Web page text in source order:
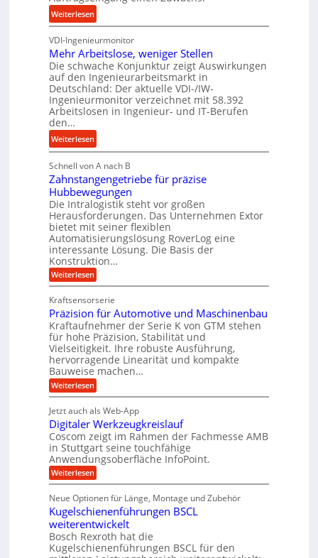
s
s
b
u
n
d
H
y
d
a
u
k
i
m
V
e
r
g
l
h
s
e
u
n
d
l
a
n
g
e
b
g
e
K
u
g
e
l
g
e
w
n
d
e
t
r
i
e
b
e
f
ü
r
r
a
u
e
U
m
Weiterlesen:
K
r
o
n
e
s
s
e
i
g
r
t
U
m
s
a
t
z
n
d
A
u
f
t
r
g
s
e
i
n
g
a
n
g
VDI-Ingenieurmonitor
Mehr Arbeitslose, weniger Stellen
Die schwache Konjunktur zeigt Auswirkungen
auf den Ingenieurarbeitsmarkt in
Deutschland: Der aktuelle VDI-/IW-
Ingenieurmonitor verzeichnet mit 58.392
Arbeitslosen in Ingenieur- und IT-Berufen
den…
Weiterlesen:
M
e
h
r
A
r
b
e
i
t
s
l
o
s
e
,
w
e
n
i
g
e
r
S
t
l
l
e
n
Schnell von A nach B
Zahnstangengetriebe für präzise
Hubbewegungen
Die Intralogistik steht vor großen
Herausforderungen. Das Unternehmen Extor
bietet mit seiner flexiblen
Automatisierungslösung RoverLog eine
interessante Lösung. Die Basis der
Konstruktion…
Weiterlesen:
Z
h
n
s
t
a
n
g
e
n
g
t
r
i
e
b
e
f
ü
p
r
ä
z
i
s
Kraftsensorserie
Präzision für Automotive und Maschinenbau
Kraftaufnehmer der Serie K von GTM stehen
für hohe Präzision, Stabilität und
Vielseitigkeit. Ihre robuste Ausführung,
hervorragende Linearität und kompakte
Bauweise machen…
Weiterlesen:
P
ä
z
i
s
i
o
n
f
r
A
u
t
o
m
Jetzt auch als Web-App
Digitaler Werkzeugkreislauf
Coscom zeigt im Rahmen der Fachmesse AMB
in Stuttgart seine touchfähige
Anwendungsoberfläche InfoPoint.
Weiterlesen:
D
g
i
t
a
l
e
Neue Optionen für Länge, Montage und Zubehör
Kugelschienenführungen BSCL
weiterentwickelt
Bosch Rexroth hat die
Kugelschienenführungen BSCL für den